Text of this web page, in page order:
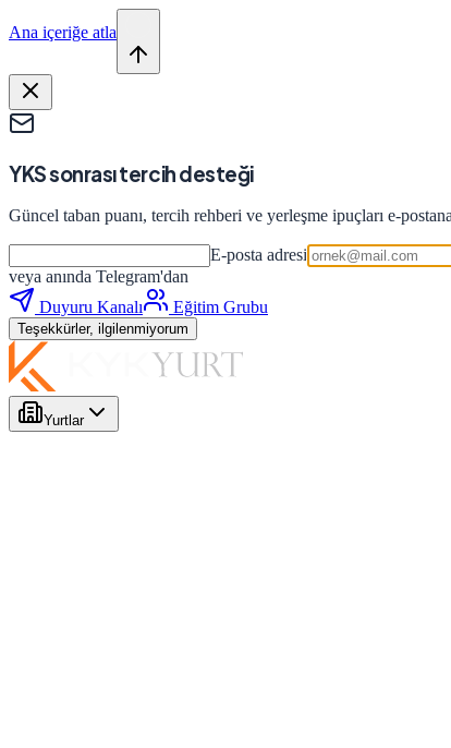
Ana içeriğe atla
YKS sonrası tercih desteği
Güncel taban puanı, tercih rehberi ve yerleşme ipuçları e-
E-posta adresi
veya anında Telegram'dan
Duyuru Kanalı
Eğitim Grubu
Teşekkürler, ilgilenmiyorum
Yurtlar